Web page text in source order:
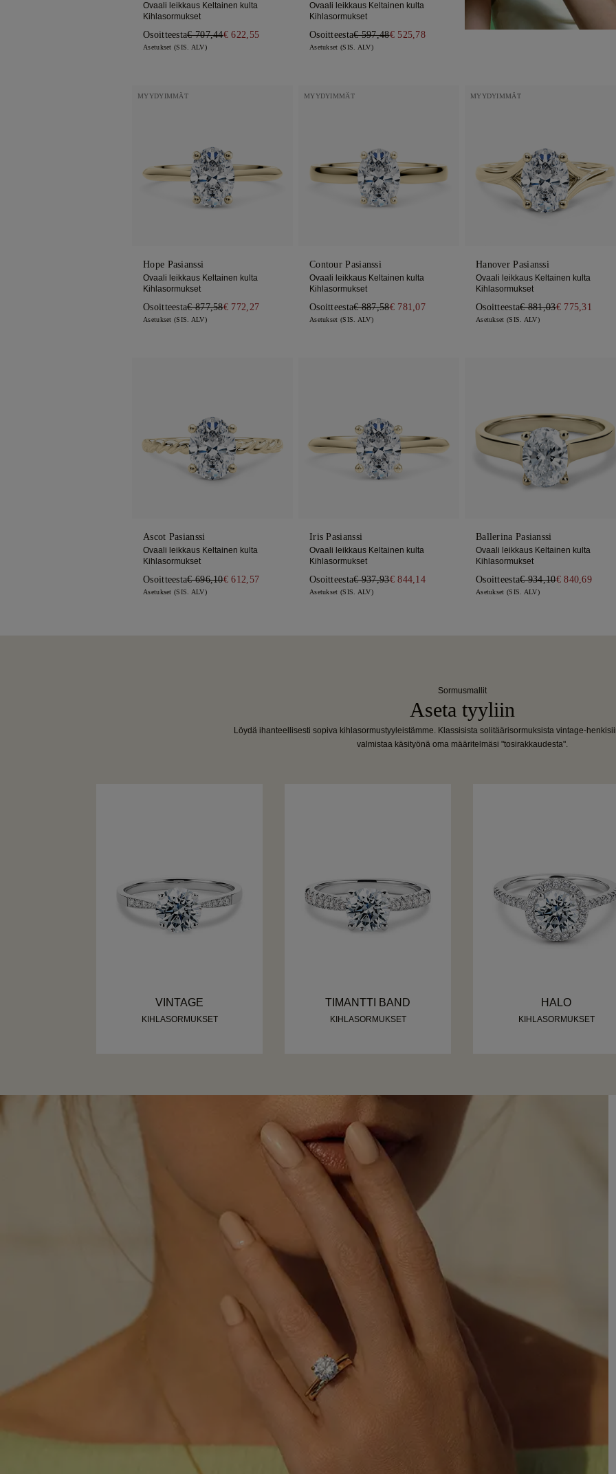
Ovaali leikkaus Keltainen kulta
Kihlasormukset
Osoitteesta€ 707,44€ 622,55
Asetukset (SIS. ALV)
Ovaali leikkaus Keltainen kulta
Kihlasormukset
Osoitteesta€ 597,48€ 525,78
Asetukset (SIS. ALV)
MYYDYIMMÄT
Hope Pasianssi
Ovaali leikkaus Keltainen kulta
Kihlasormukset
Osoitteesta€ 877,58€ 772,27
Asetukset (SIS. ALV)
MYYDYIMMÄT
Contour Pasianssi
Ovaali leikkaus Keltainen kulta
Kihlasormukset
Osoitteesta€ 887,58€ 781,07
Asetukset (SIS. ALV)
MYYDYIMMÄT
Hanover Pasianssi
Ovaali leikkaus Keltainen kulta
Kihlasormukset
Osoitteesta€ 881,03€ 775,31
Asetukset (SIS. ALV)
Ascot Pasianssi
Ovaali leikkaus Keltainen kulta
Kihlasormukset
Osoitteesta€ 696,10€ 612,57
Asetukset (SIS. ALV)
Iris Pasianssi
Ovaali leikkaus Keltainen kulta
Kihlasormukset
Osoitteesta€ 937,93€ 844,14
Asetukset (SIS. ALV)
Ballerina Pasianssi
Ovaali leikkaus Keltainen kulta
Kihlasormukset
Osoitteesta€ 934,10€ 840,69
Asetukset (SIS. ALV)
Sormusmallit
Aseta tyyliin
Löydä ihanteellisesti sopiva kihlasormustyyleistämme. Klassisista solitäärisormuksista vintage-
valmistaa käsityönä oma määritelmäsi "tosirakkaudesta".
VINTAGE
KIHLASORMUKSET
TIMANTTI BAND
KIHLASORMUKSET
HALO
KIHLASORMUKSET